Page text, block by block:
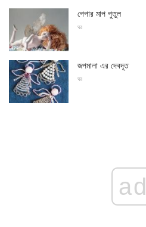
পেপার মাপ পুতুল
ঘর
জপমালা এর দেবদূত
ঘর
ad